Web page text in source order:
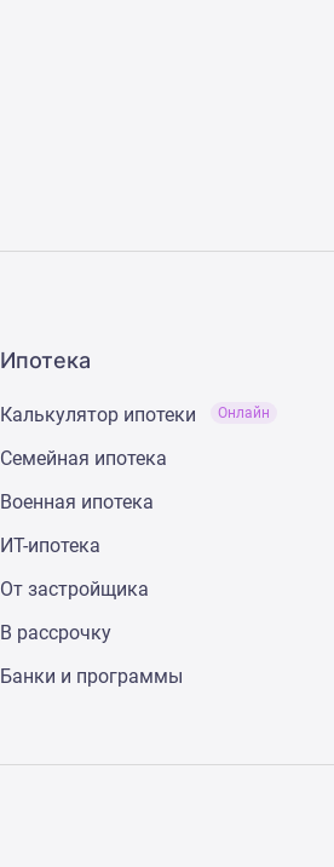
Ипотека
Калькулятор ипотеки Онлайн
Семейная ипотека
Военная ипотека
ИТ-ипотека
От застройщика
В рассрочку
Банки и программы